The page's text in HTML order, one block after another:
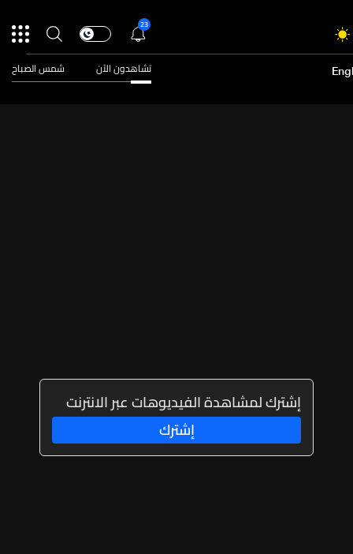
23
تشاهدون الآن شمس الصباح
إشترك لمشاهدة الفيديوهات عبر الانترنت
إشترك